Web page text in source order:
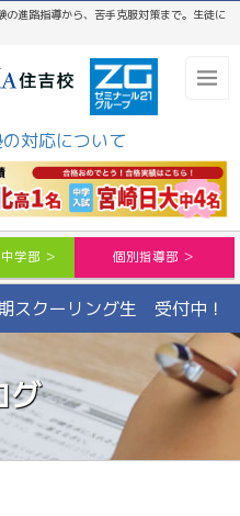
の進路指導から、苦手克服対策まで。生徒に
対応について
学部 ＞ 個別指導部 ＞
スクーリング生 受付中！
グ